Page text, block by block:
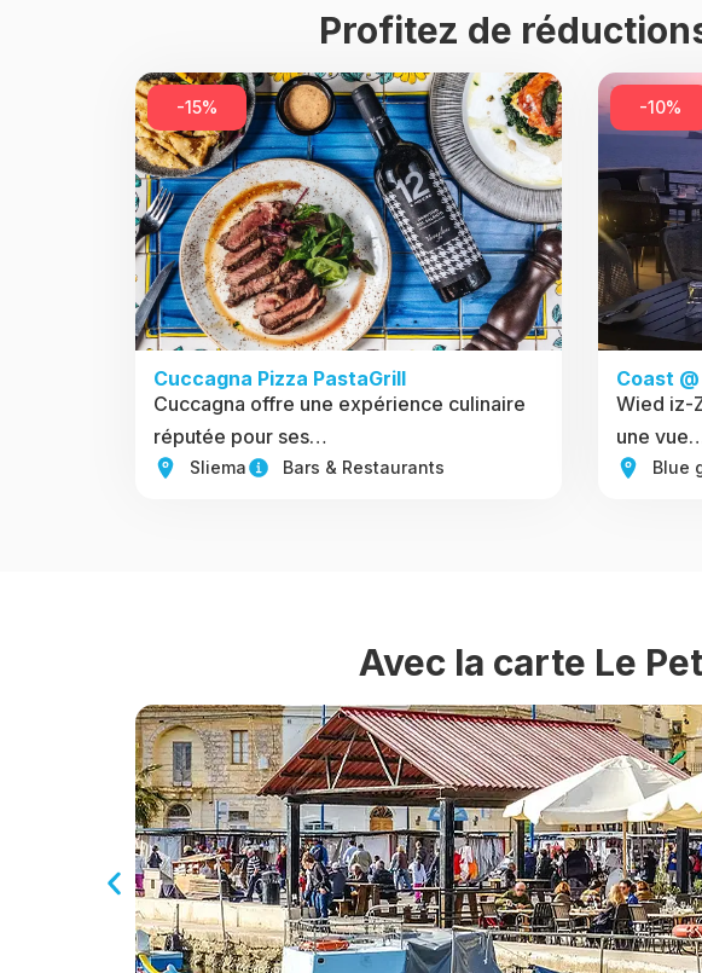
Profitez de
-15%
Cuccagna Pizza PastaGrill
Cuccagna offre une expérience culinaire
réputée pour ses…
Sliema Bars & Restaurants
-10%
Coast
Wied iz-
une
Blue
Avec la carte Le